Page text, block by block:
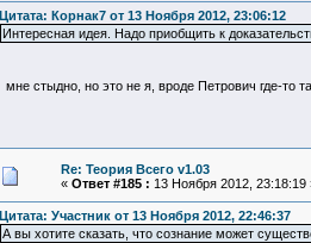
Цитата: Корнак7 от 13 Ноября 2012, 23:06:12
Интересная идея. Надо приобщить к
мне стыдно, но это не я, вроде Петрович где-то
Re: Теория Всего v1.03
« Ответ #185 : 13 Ноября 2012, 23:18:19
Цитата: Участник от 13 Ноября 2012, 22:46:37
А вы хотите сказать, что сознание может